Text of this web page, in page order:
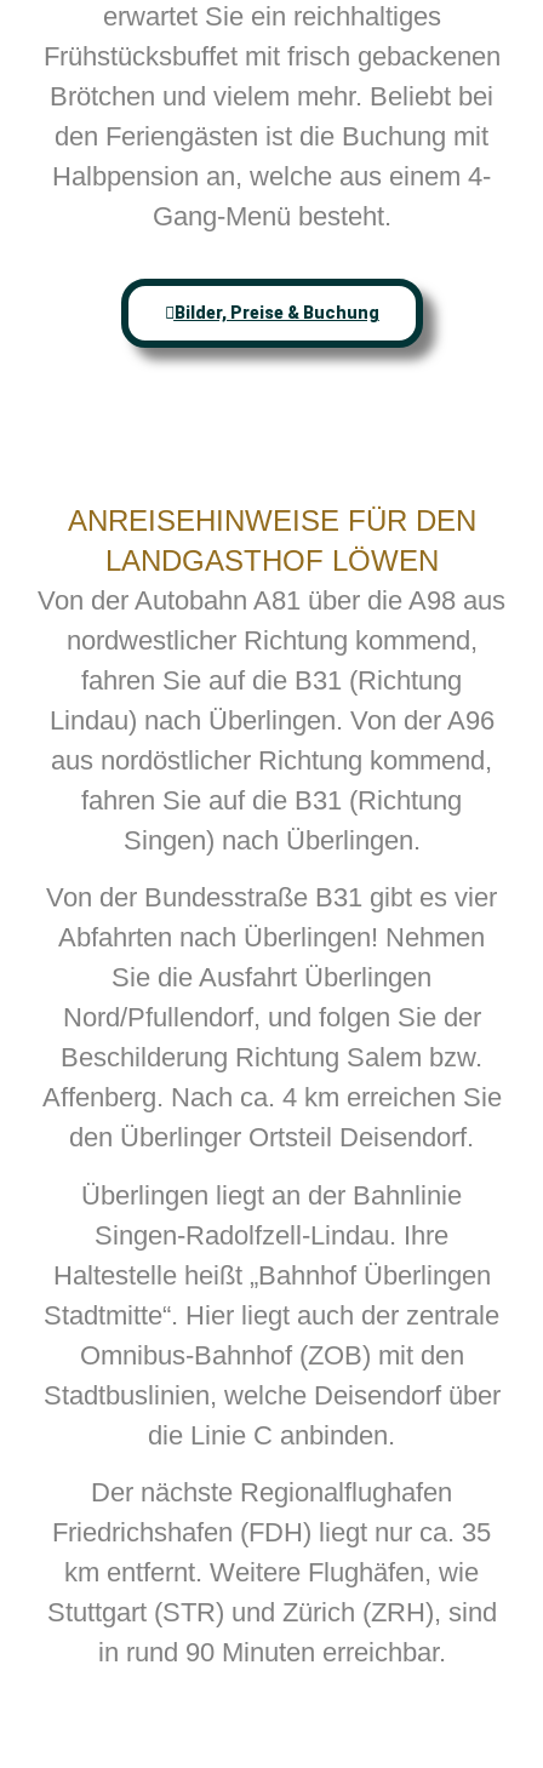
erwartet Sie ein reichhaltiges
Frühstücksbuffet mit frisch gebackenen
Brötchen und vielem mehr. Beliebt bei
den Feriengästen ist die Buchung mit
Halbpension an, welche aus einem 4-
Gang-Menü besteht.
Bilder, Preise & Buchung
ANREISEHINWEISE FÜR DEN
LANDGASTHOF LÖWEN
Von der Autobahn A81 über die A98 aus
nordwestlicher Richtung kommend,
fahren Sie auf die B31 (Richtung
Lindau) nach Überlingen. Von der A96
aus nordöstlicher Richtung kommend,
fahren Sie auf die B31 (Richtung
Singen) nach Überlingen.
Von der Bundesstraße B31 gibt es vier
Abfahrten nach Überlingen! Nehmen
Sie die Ausfahrt Überlingen
Nord/Pfullendorf, und folgen Sie der
Beschilderung Richtung Salem bzw.
Affenberg. Nach ca. 4 km erreichen Sie
den Überlinger Ortsteil Deisendorf.
Überlingen liegt an der Bahnlinie
Singen-Radolfzell-Lindau. Ihre
Haltestelle heißt „Bahnhof Überlingen
Stadtmitte“. Hier liegt auch der zentrale
Omnibus-Bahnhof (ZOB) mit den
Stadtbuslinien, welche Deisendorf über
die Linie C anbinden.
Der nächste Regionalflughafen
Friedrichshafen (FDH) liegt nur ca. 35
km entfernt. Weitere Flughäfen, wie
Stuttgart (STR) und Zürich (ZRH), sind
in rund 90 Minuten erreichbar.